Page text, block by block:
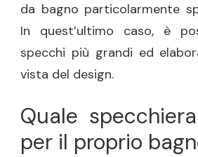
da bagno particolarmente
In quest’ultimo caso, è
specchi più grandi ed
vista del design.
Quale
per il proprio